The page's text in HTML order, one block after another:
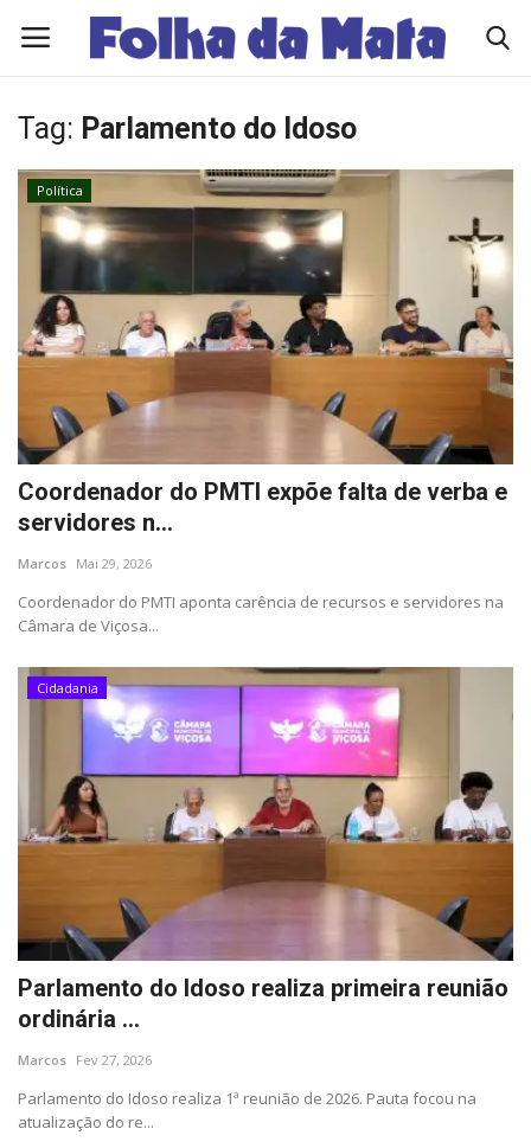
Como Anunciar
Eleições 2026
Edições Diárias - NOTÍCIAS DO DIA
Polícia/Acidente
Viçosa
Oportunidade
Sua Cidade
Tempo
Política
Trânsito
Segurança Pública
Economia
Tag: Parlamento do Idoso
Política
Coordenador do PMTI expõe falta de verba e
servidores n...
Marcos Mai 29, 2026
Coordenador do PMTI aponta carência de recursos e servidores na
Câmara de Viçosa...
Cidadania
Parlamento do Idoso realiza primeira reunião
ordinária ...
Marcos Fev 27, 2026
Parlamento do Idoso realiza 1ª reunião de 2026. Pauta focou na
atualização do re...